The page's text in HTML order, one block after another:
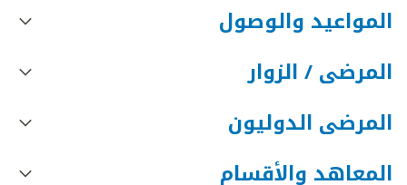
المواعيد والوصول
المرضى / الزوار
المرضى الدوليون
المعاهد والأقسام